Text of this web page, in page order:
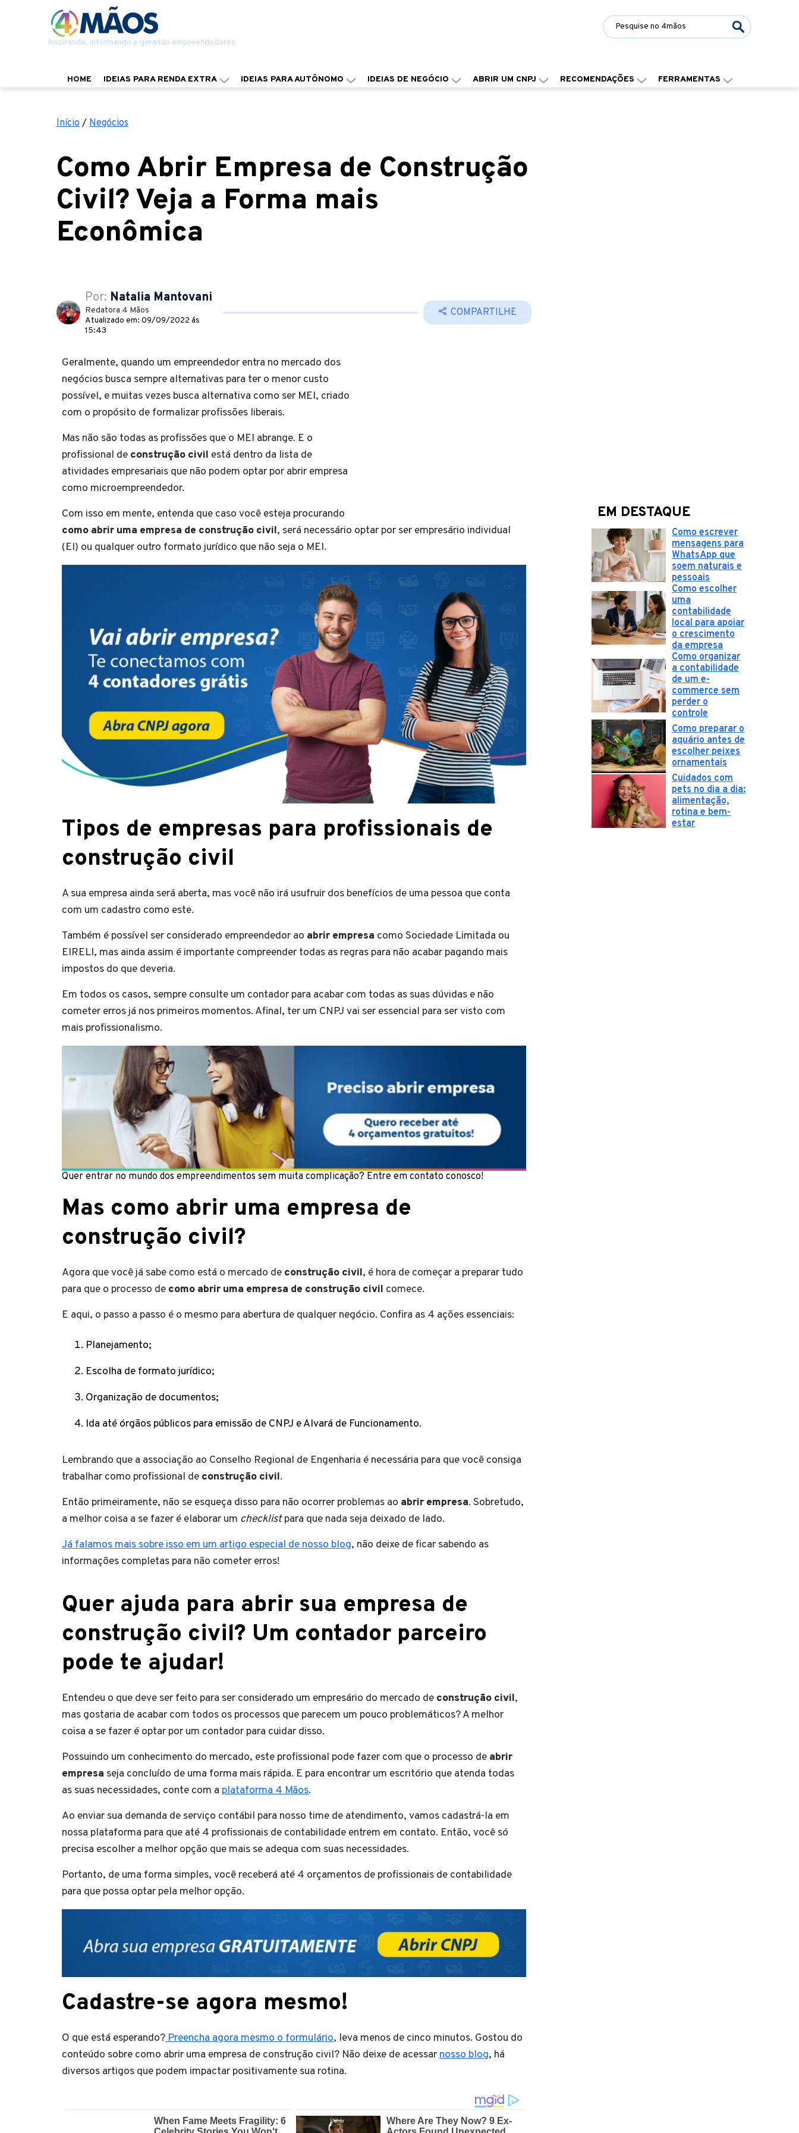
Inspirando, informando e gerando empreendedores
HOME IDEIAS PARA RENDA EXTRA IDEIAS PARA AUTÔNOMO IDEIAS DE NEGÓCIO ABRIR UM CNPJ RECOMENDAÇÕES FERRAMENTAS
Início / Negócios
Como Abrir Empresa de Construção
Civil? Veja a Forma mais
Econômica
Por: Natalia Mantovani
Redatora 4 Mãos
Atualizado em: 09/09/2022 ás
15:43
COMPARTILHE
Geralmente, quando um empreendedor entra no mercado dos
negócios busca sempre alternativas para ter o menor custo
possível, e muitas vezes busca alternativa como ser MEI, criado
com o propósito de formalizar profissões liberais.
Mas não são todas as profissões que o MEI abrange. E o
profissional de construção civil está dentro da lista de
atividades empresariais que não podem optar por abrir empresa
como microempreendedor.
Com isso em mente, entenda que caso você esteja procurando
como abrir uma empresa de construção civil, será necessário optar por ser empresário individual
(EI) ou qualquer outro formato jurídico que não seja o MEI.
Tipos de empresas para profissionais de
construção civil
A sua empresa ainda será aberta, mas você não irá usufruir dos benefícios de uma pessoa que conta
com um cadastro como este.
Também é possível ser considerado empreendedor ao abrir empresa como Sociedade Limitada ou
EIRELI, mas ainda assim é importante compreender todas as regras para não acabar pagando mais
impostos do que deveria.
Em todos os casos, sempre consulte um contador para acabar com todas as suas dúvidas e não
cometer erros já nos primeiros momentos. Afinal, ter um CNPJ vai ser essencial para ser visto com
mais profissionalismo.
Quer entrar no mundo dos empreendimentos sem muita complicação? Entre em contato conosco!
Mas como abrir uma empresa de
construção civil?
Agora que você já sabe como está o mercado de construção civil, é hora de começar a preparar tudo
para que o processo de como abrir uma empresa de construção civil comece.
E aqui, o passo a passo é o mesmo para abertura de qualquer negócio. Confira as 4 ações essenciais:
Planejamento;
Escolha de formato jurídico;
Organização de documentos;
Ida até órgãos públicos para emissão de CNPJ e Alvará de Funcionamento.
Lembrando que a associação ao Conselho Regional de Engenharia é necessária para que você consiga
trabalhar como profissional de construção civil.
Então primeiramente, não se esqueça disso para não ocorrer problemas ao abrir empresa. Sobretudo,
a melhor coisa a se fazer é elaborar um checklistpara que nada seja deixado de lado.
Já falamos mais sobre isso em um artigo especial de nosso blog, não deixe de ficar sabendo as
informações completas para não cometer erros!
Quer ajuda para abrir sua empresa de
construção civil? Um contador parceiro
pode te ajudar!
Entendeu o que deve ser feito para ser considerado um empresário do mercado de construção civil,
mas gostaria de acabar com todos os processos que parecem um pouco problemáticos? A melhor
coisa a se fazer é optar por um contador para cuidar disso.
Possuindo um conhecimento do mercado, este profissional pode fazer com que o processo de abrir
empresa seja concluído de uma forma mais rápida. E para encontrar um escritório que atenda todas
as suas necessidades, conte com a plataforma 4 Mãos.
Ao enviar sua demanda de serviço contábil para nosso time de atendimento, vamos cadastrá-la em
nossa plataforma para que até 4 profissionais de contabilidade entrem em contato. Então, você só
precisa escolher a melhor opção que mais se adequa com suas necessidades.
Portanto, de uma forma simples, você receberá até 4 orçamentos de profissionais de contabilidade
para que possa optar pela melhor opção.
Cadastre-se agora mesmo!
O que está esperando?Preencha agora mesmo o formulário, leva menos de cinco minutos. Gostou do
conteúdo sobre como abrir uma empresa de construção civil? Não deixe de acessarnosso blog, há
diversos artigos que podem impactar positivamente sua rotina.
EM DESTAQUE
Como escrever
mensagens para
WhatsApp que
soem naturais e
pessoais
Como escolher
uma
contabilidade
local para apoiar
o crescimento
da empresa
Como organizar
a contabilidade
de um e-
commerce sem
perder o
controle
Como preparar o
aquário antes de
escolher peixes
ornamentais
Cuidados com
pets no dia a dia:
alimentação,
rotina e bem-
estar